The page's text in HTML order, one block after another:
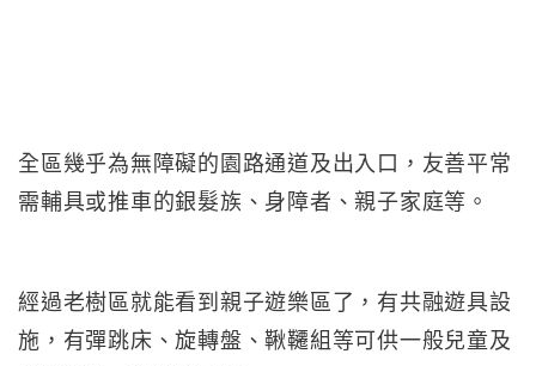
全區幾乎為無障礙的園路通道及出入口，友善平常
需輔具或推車的銀髮族、身障者、親子家庭等。
經過老樹區就能看到親子遊樂區了，有共融遊具設
施，有彈跳床、旋轉盤、鞦韆組等可供一般兒童及